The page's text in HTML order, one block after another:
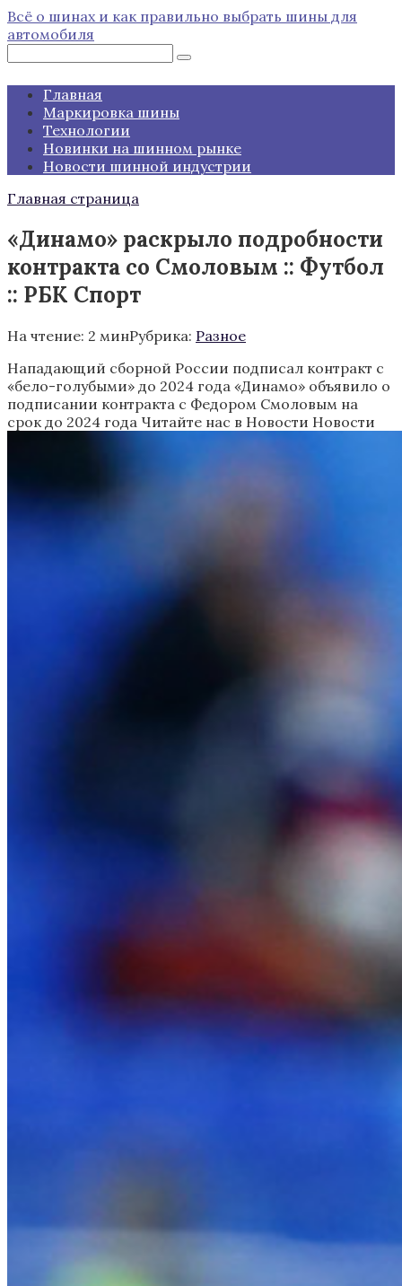
Перейти
к
Всё о шинах и как правильно выбрать шины для
автомобиля
Главная
Маркировка шины
Технологии
Новинки на шинном рынке
Новости шинной индустрии
Главная страница
«Динамо» раскрыло подробности
контракта со Смоловым :: Футбол
:: РБК Спорт
На чтение: 2 минРубрика: Разное
Нападающий сборной России подписал контракт с
«бело-голубыми» до 2024 года «Динамо» объявило о
подписании контракта с Федором Смоловым на
срок до 2024 года Читайте нас в Новости Новости